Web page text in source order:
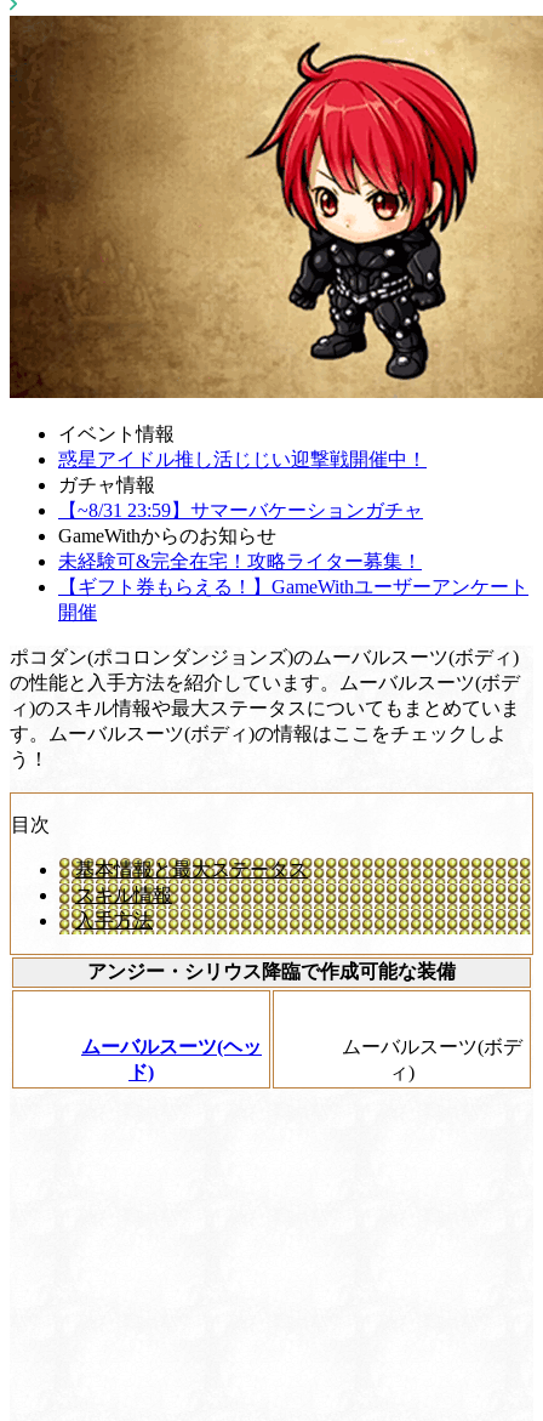
イベント情報
惑星アイドル推し活じじい迎撃戦開催中！
ガチャ情報
【~8/31 23:59】サマーバケーションガチャ
GameWithからのお知らせ
未経験可&完全在宅！攻略ライター募集！
【ギフト券もらえる！】GameWithユーザーアンケート
開催
ポコダン(ポコロンダンジョンズ)のムーバルスーツ(ボディ)
の性能と入手方法を紹介しています。ムーバルスーツ(ボデ
ィ)のスキル情報や最大ステータスについてもまとめていま
す。ムーバルスーツ(ボディ)の情報はここをチェックしよ
う！
目次
基本情報と最大ステータス
スキル情報
入手方法
アンジー・シリウス降臨で作成可能な装備
ムーバルスーツ(ヘッ
ド)
ムーバルスーツ(ボデ
ィ)